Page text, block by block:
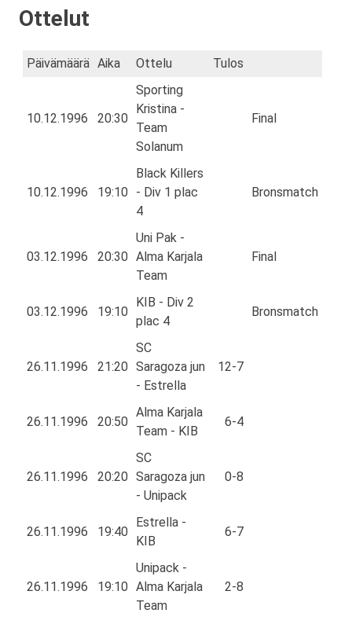
Ottelut
Päivämäärä Aika Ottelu Tulos
10.12.1996 20:30
Sporting
Kristina -
Team
Solanum
Final
10.12.1996 19:10
Black Killers
- Div 1 plac
4
Bronsmatch
03.12.1996 20:30
Uni Pak -
Alma Karjala
Team
Final
03.12.1996 19:10
KIB - Div 2
plac 4
Bronsmatch
26.11.1996 21:20
SC
Saragoza jun
- Estrella
12-7
26.11.1996 20:50
Alma Karjala
Team - KIB
6-4
26.11.1996 20:20
SC
Saragoza jun
- Unipack
0-8
26.11.1996 19:40
Estrella -
KIB
6-7
26.11.1996 19:10
Unipack -
Alma Karjala
Team
2-8